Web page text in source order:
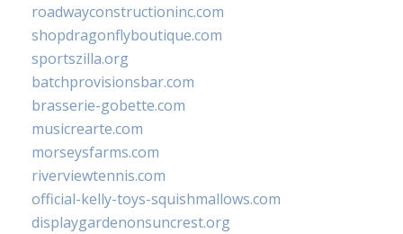
roadwayconstructioninc.com
shopdragonflyboutique.com
sportszilla.org
batchprovisionsbar.com
brasserie-gobette.com
musicrearte.com
morseysfarms.com
riverviewtennis.com
official-kelly-toys-squishmallows.com
displaygardenonsuncrest.org